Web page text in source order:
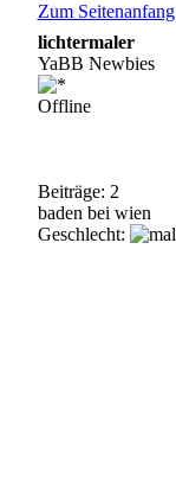
Zum Seitenanfang
lichtermaler
YaBB Newbies
Offline
Beiträge: 2
baden bei wien
Geschlecht: